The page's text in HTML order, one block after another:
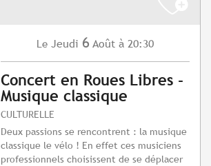
Le Jeudi 6 Août à 20:30
Concert en Roues Libres -
Musique classique
CULTURELLE
Deux passions se rencontrent : la musique
classique le vélo ! En effet ces musiciens
professionnels choisissent de se déplacer